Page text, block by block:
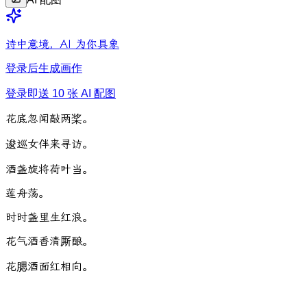
诗中意境，AI 为你具象
登录后生成画作
登录即送 10 张 AI 配图
花底忽闻敲两桨。
逡巡女伴来寻访。
酒盏旋将荷叶 当。
莲舟荡。
时时盏 里生红浪。
花气酒香清厮酿。
花腮酒面红相向。